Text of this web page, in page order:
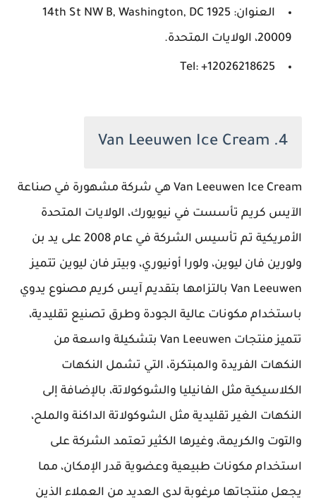
العنوان: 1925 14th St NW B, Washington, DC
20009، الولايات المتحدة.
Tel: +12026218625
4. Van Leeuwen Ice Cream
Van Leeuwen Ice Cream هي شركة مشهورة في صناعة
الآيس كريم تأسست في نيويورك، الولايات المتحدة
الأمريكية تم تأسيس الشركة في عام 2008 على يد بن
ولورين فان ليوين، ولورا أونيوري، وبيتر فان ليوين تتميز
Van Leeuwen بالتزامها بتقديم آيس كريم مصنوع يدوي
باستخدام مكونات عالية الجودة وطرق تصنيع تقليدية،
تتميز منتجات Van Leeuwen بتشكيلة واسعة من
النكهات الفريدة والمبتكرة، التي تشمل النكهات
الكلاسيكية مثل الفانيليا والشوكولاتة، بالإضافة إلى
النكهات الغير تقليدية مثل الشوكولاتة الداكنة والملح،
والتوت والكريمة، وغيرها الكثير تعتمد الشركة على
استخدام مكونات طبيعية وعضوية قدر الإمكان، مما
يجعل منتجاتها مرغوبة لدى العديد من العملاء الذين